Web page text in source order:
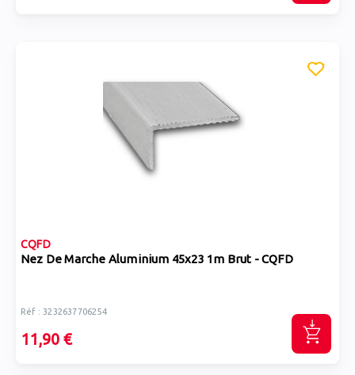
CQFD
Nez De Marche Aluminium 45x23 1m Brut - CQFD
Réf : 3232637706254
11,90 €